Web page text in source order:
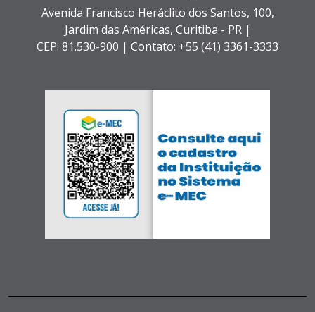
Avenida Francisco Heráclito dos Santos, 100,
Jardim das Américas, Curitiba - PR |
CEP: 81.530-900 | Contato: +55 (41) 3361-3333